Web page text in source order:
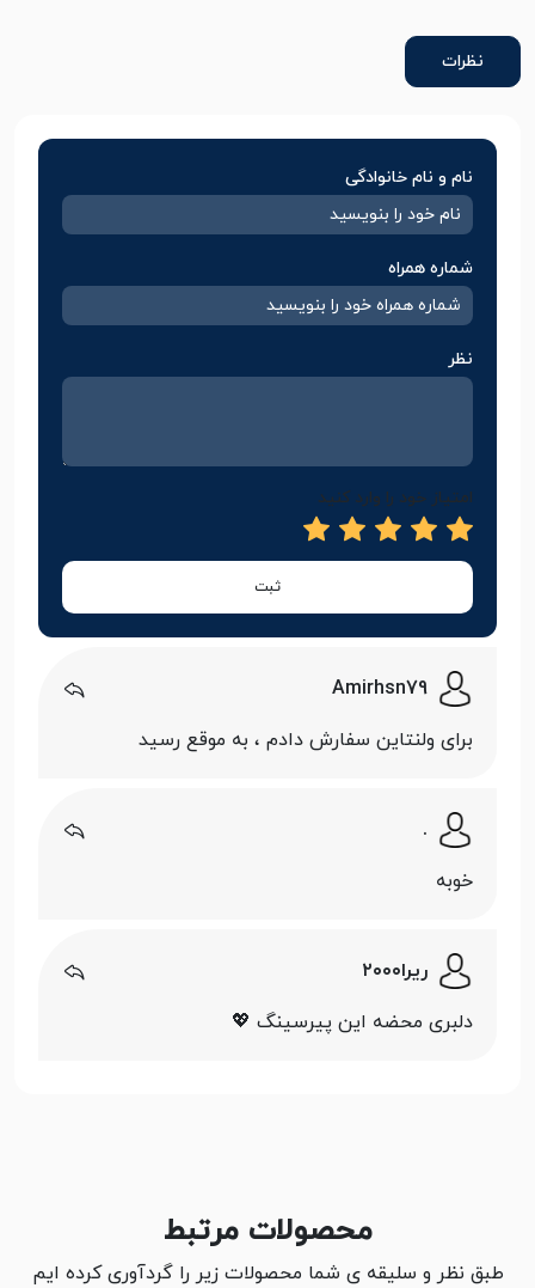
نظرات
نام و نام خانوادگی
شماره همراه
نظر
امتیاز خود را وارد کنید
ثبت
Amirhsn79
برای ولنتاین سفارش دادم ، به موقع رسید
.
خوبه
ریرا۲۰۰۰
دلبری محضه این پیرسینگ 💖
محصولات مرتبط
طبق نظر و سلیقه ی شما محصولات زیر را گردآوری کرده ایم